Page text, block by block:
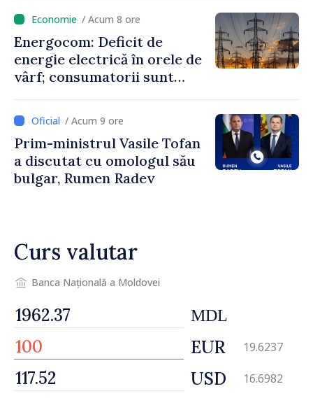
putem menține prețurile la
un nivel mai mic”
/ Acum 8 ore
Energocom: Deficit de
energie electrică în orele de
vârf; consumatorii sunt
/ Acum 9 ore
Prim-ministrul Vasile Tofan
a discutat cu omologul său
bulgar, Rumen Radev
Curs valutar
Banca Națională a Moldovei
MDL
EUR 19.6237
USD 16.6982